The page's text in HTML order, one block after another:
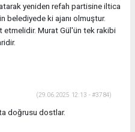
yeniden refah partisine iltica
belediyede ki ajanı olmuştur.
etmelidir. Murat Gül'ün tek rakibi
(29.06.2025 12:13 - #3784)
doğrusu dostlar.